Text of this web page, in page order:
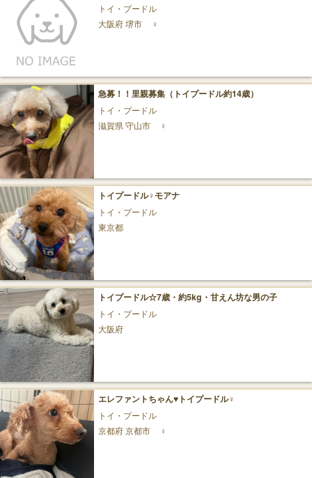
トイ・プードル
大阪府 堺市
♀
急募！！里親募集（トイプードル約14歳）
トイ・プードル
滋賀県 守山市
♀
トイプードル♀モアナ
トイ・プードル
東京都
トイプードル☆7歳・約5kg・甘えん坊な男の子
トイ・プードル
大阪府
エレファントちゃん♥トイプードル♀
トイ・プードル
京都府 京都市
♀